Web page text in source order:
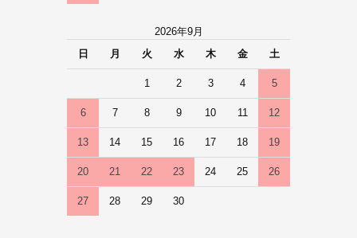
2026年9月
日
月 火 水 木 金 土
1 2 3 4 5
6 7 8 9 10 11 12
13 14 15 16 17 18 19
20 21 22 23 24 25 26
27 28 29 30